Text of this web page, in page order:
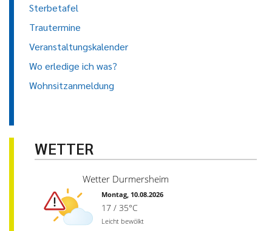
Sterbetafel
Trautermine
Veranstaltungskalender
Wo erledige ich was?
Wohnsitzanmeldung
WETTER
Wetter Durmersheim
Montag, 10.08.2026
17 / 35°C
Leicht bewölkt